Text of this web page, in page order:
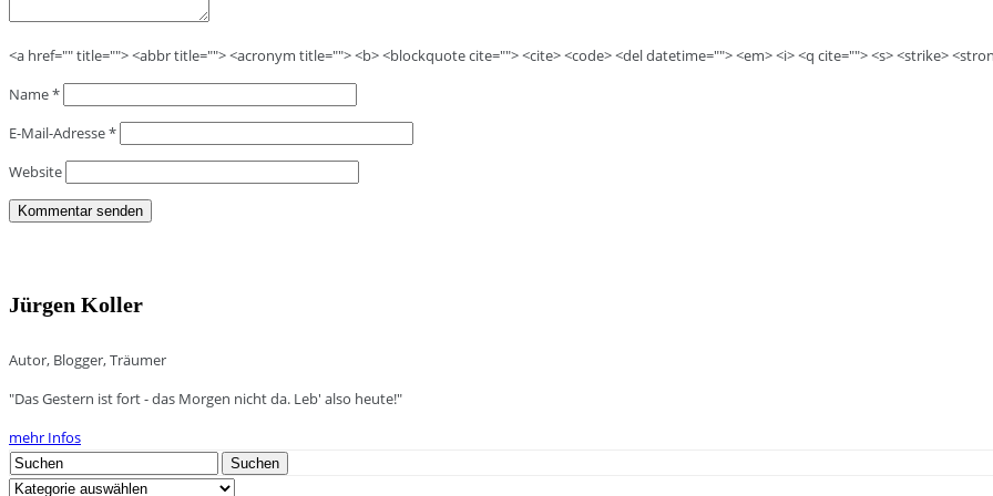
<a href="" title=""> <abbr title=""> <acronym title=""> <b> <blockquote cite=""> <cite> <code> <del datetime=""> <em> <i> <q cite=""> <s> <strike>
Name*
E-Mail-Adresse*
Website
Jürgen Koller
Autor, Blogger, Träumer
"Das Gestern ist fort - das Morgen nicht da. Leb' also heute!"
mehr Infos
Search
for:
Suchen
Kategorien